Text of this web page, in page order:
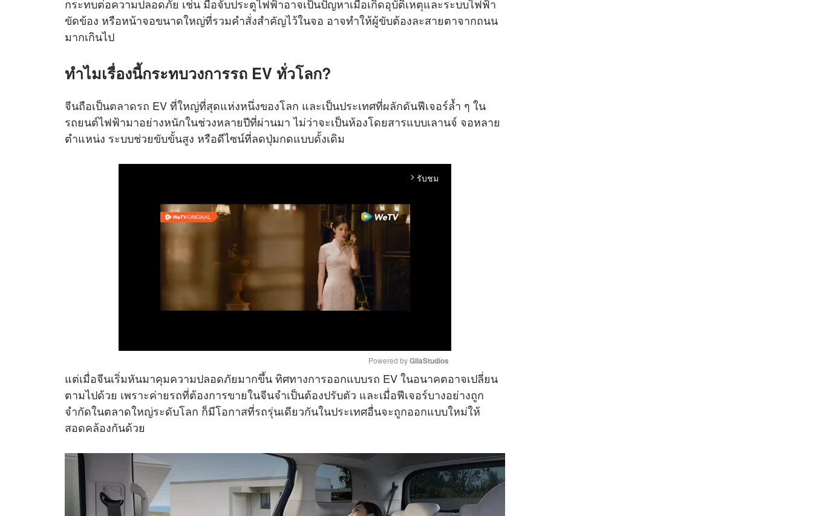
กระทบต่อความปลอดภัย เช่น มือจับประตูไฟฟ้าอาจเป็นปัญหาเมื่อเกิดอุบัติเหตุและระบบไฟฟ้า
ขัดข้อง หรือหน้าจอขนาดใหญ่ที่รวมคำสั่งสำคัญไว้ในจอ อาจทำให้ผู้ขับต้องละสายตาจากถนน
มากเกินไป
ทำไมเรื่องนี้กระทบวงการรถ EV ทั่วโลก?
จีนถือเป็นตลาดรถ EV ที่ใหญ่ที่สุดแห่งหนึ่งของโลก และเป็นประเทศที่ผลักดันฟีเจอร์ล้ำ ๆ ใน
รถยนต์ไฟฟ้ามาอย่างหนักในช่วงหลายปีที่ผ่านมา ไม่ว่าจะเป็นห้องโดยสารแบบเลานจ์ จอหลาย
ตำแหน่ง ระบบช่วยขับขั้นสูง หรือดีไซน์ที่ลดปุ่มกดแบบดั้งเดิม
arrow_forward_ios รับชม
M
u
Powered by GliaStudios
แต่เมื่อจีนเริ่มหันมาคุมความปลอดภัยมากขึ้น ทิศทางการออกแบบรถ EV ในอนาคตอาจเปลี่ยน
ตามไปด้วย เพราะค่ายรถที่ต้องการขายในจีนจำเป็นต้องปรับตัว และเมื่อฟีเจอร์บางอย่างถูก
จำกัดในตลาดใหญ่ระดับโลก ก็มีโอกาสที่รถรุ่นเดียวกันในประเทศอื่นจะถูกออกแบบใหม่ให้
สอดคล้องกันด้วย